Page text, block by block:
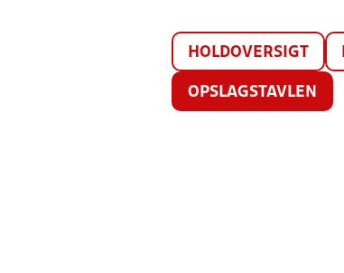
HOLDOVERSIGT
OPSLAGSTAVLEN